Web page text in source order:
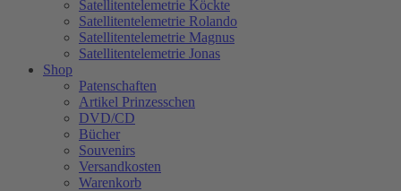
Satellitentelemetrie Köckte
Satellitentelemetrie Rolando
Satellitentelemetrie Magnus
Satellitentelemetrie Jonas
Shop
Patenschaften
Artikel Prinzesschen
DVD/CD
Bücher
Souvenirs
Versandkosten
Warenkorb